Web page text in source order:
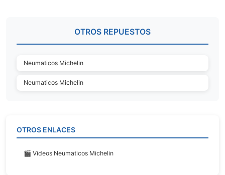
OTROS REPUESTOS
Neumaticos Michelin
Neumaticos Michelin
OTROS ENLACES
🎬 Videos Neumaticos Michelin